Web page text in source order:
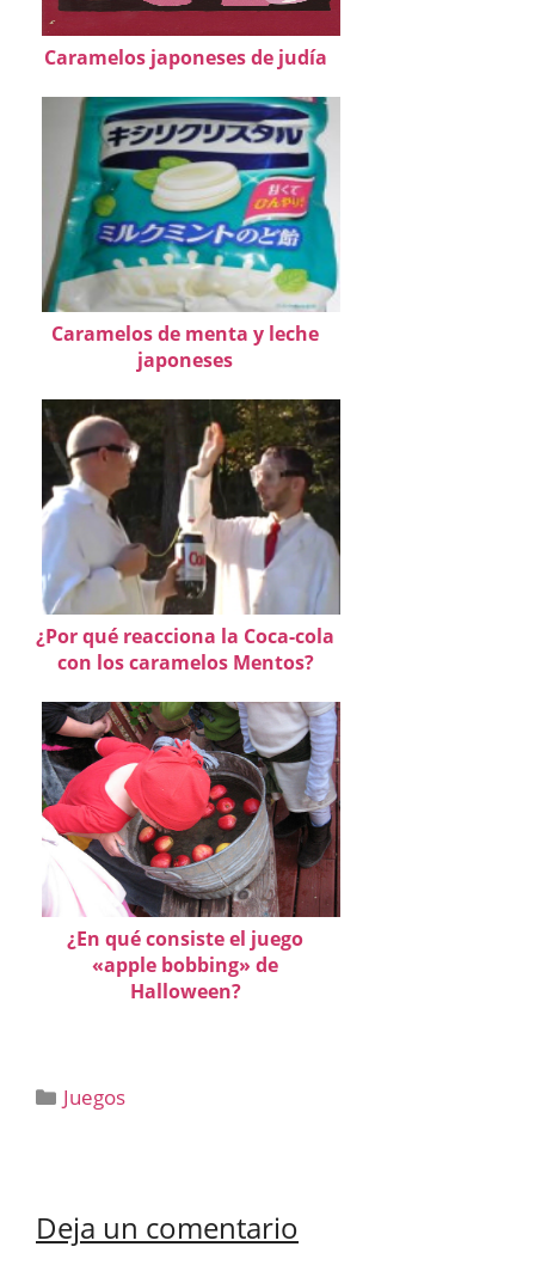
Caramelos japoneses de judía
Caramelos de menta y leche
japoneses
¿Por qué reacciona la Coca-cola
con los caramelos Mentos?
¿En qué consiste el juego
«apple bobbing» de
Halloween?
Categorías
Juegos
Deja un comentario